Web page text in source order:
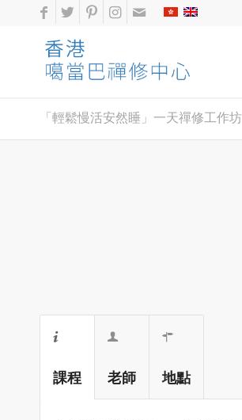
「輕鬆慢活安然睡」一天禪修工作坊
課程 老師 地點